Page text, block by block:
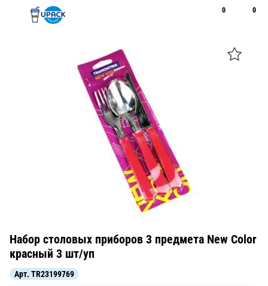
0 0
Набор столовых приборов 3 предмета New Color
красный 3 шт/уп
Арт. TR23199769